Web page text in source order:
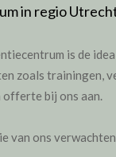
in regio
is de
zoalstrainingen,
offerte bij ons aan.
van ons